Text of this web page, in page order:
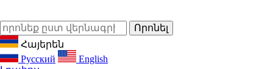
Հայերեն
Русский
English